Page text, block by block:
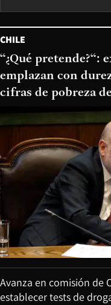
CHILE
“¿Qué pretende?“:
emplazan con
cifras de pobreza
Avanza en comisión de
establecer tests de